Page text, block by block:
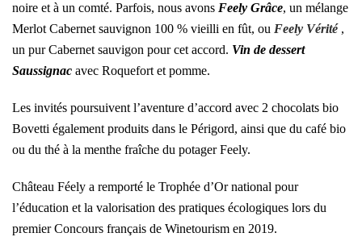
noire et à un comté. Parfois, nous avons Feely Grâce, un mélange
Merlot Cabernet sauvignon 100 % vieilli en fût, ou Feely Vérité,
un pur Cabernet sauvigon pour cet accord. Vin de dessert
Saussignac avec Roquefort et pomme.
Les invités poursuivent l’aventure d’accord avec 2 chocolats bio
Bovetti également produits dans le Périgord, ainsi que du café bio
ou du thé à la menthe fraîche du potager Feely.
Château Féely a remporté le Trophée d’Or national pour
l’éducation et la valorisation des pratiques écologiques lors du
premier Concours français de Winetourism en 2019.